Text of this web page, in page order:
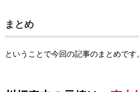
まとめ
ということで今回の記事のまとめです